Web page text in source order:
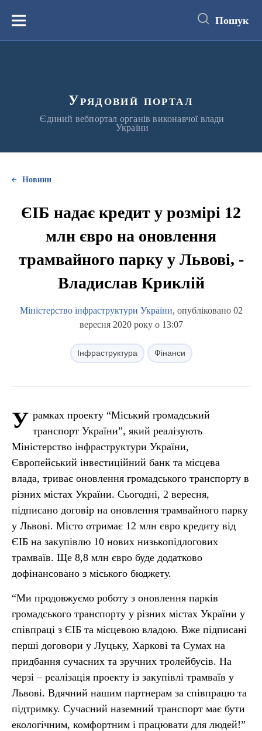
вмістуМеню Пошук
Урядовий портал
Єдиний вебпортал органів виконавчої влади
України
Новини
ЄІБ надає кредит у розмірі 12
млн євро на оновлення
трамвайного парку у Львові, -
Владислав Криклій
Міністерство інфраструктури України, опубліковано 02
вересня 2020 року о 13:07
Інфраструктура Фінанси
У рамках проекту “Міський громадський
транспорт України”, який реалізують
Міністерство інфраструктури України,
Європейський інвестиційний банк та місцева
влада, триває оновлення громадського транспорту в
різних містах України. Сьогодні, 2 вересня,
підписано договір на оновлення трамвайного парку
у Львові. Місто отримає 12 млн євро кредиту від
ЄІБ на закупівлю 10 нових низькопідлогових
трамваїв. Ще 8,8 млн євро буде додатково
дофінансовано з міського бюджету.
“Ми продовжуємо роботу з оновлення парків
громадського транспорту у різних містах України у
співпраці з ЄІБ та місцевою владою. Вже підписані
перші договори у Луцьку, Харкові та Сумах на
придбання сучасних та зручних тролейбусів. На
черзі – реалізація проекту із закупівлі трамваїв у
Львові. Вдячний нашим партнерам за співпрацю та
підтримку. Сучасний наземний транспорт має бути
екологічним, комфортним і працювати для людей!”